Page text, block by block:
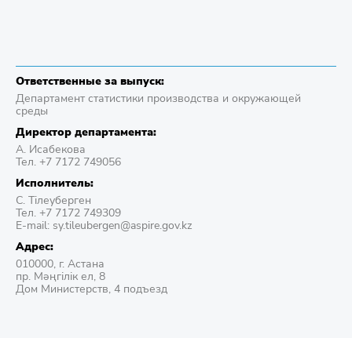
Ответственные за выпуск:
Департамент статистики производства и окружающей
среды
Директор департамента:
А. Исабекова
Тел. +7 7172 749056
Исполнитель:
С. Тілеуберген
Тел. +7 7172 749309
E-mail: sy.tileubergen@aspire.gov.kz
Адрес:
010000, г. Астана
пр. Мәңгілік ел, 8
Дом Министерств, 4 подъезд